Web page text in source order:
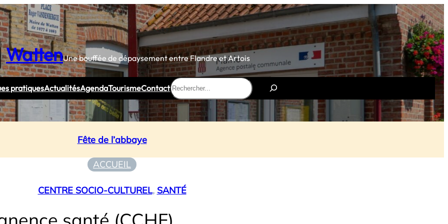
WattenUne bouffée de dépaysement entre Flandre et Artois
pratiquesActualitésAgendaTourismeContact
Rechercher
Fête de l’abbaye
ACCUEIL
CENTRE SOCIO-CULTUREL, SANTÉ